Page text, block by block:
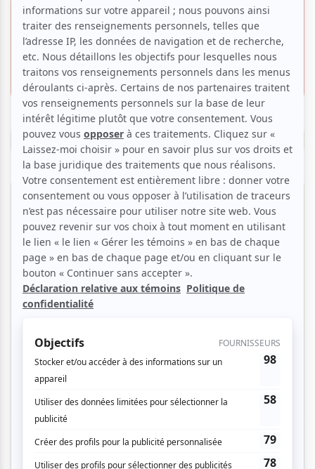
2 mars 2027 -
19h30
Salle Pierre-Mercure
300 Boul. de Maisonneuve E, Montréal,
QC,
Montrél
À partir
de
75.00 $
65.00 $
Réserver
27 février 2027 - 19h30
Salle Pierre-Mercure
Montrél
À partir de
75.00 $
65.00 $
À partir de
65.00 $
7 mars 2027 - 14h00
Salle Pierre-Mercure